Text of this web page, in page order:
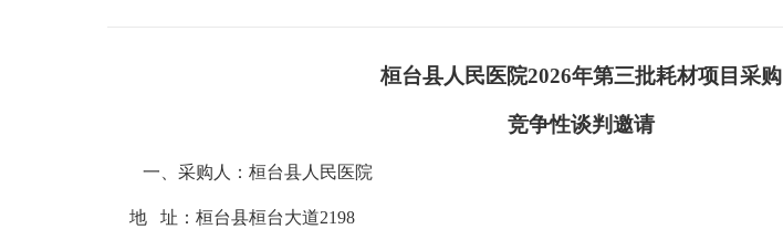
桓台县人民医院2026年第三批耗材项目采购
竞争性谈判邀请
一、 采购人： 桓台县人民医院
地 址： 桓台县桓台大道2198